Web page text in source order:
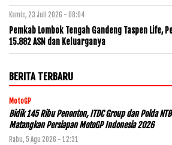
Kamis, 23 Juli 2026 - 08:04
Pemkab Lombok Tengah Gandeng Taspen Life,
15.882 ASN dan Keluarganya
BERITA TERBARU
MotoGP
Bidik 145 Ribu Penonton, ITDC Group dan Polda NTB
Matangkan Persiapan MotoGP Indonesia 2026
Rabu, 5 Agu 2026 - 12:31